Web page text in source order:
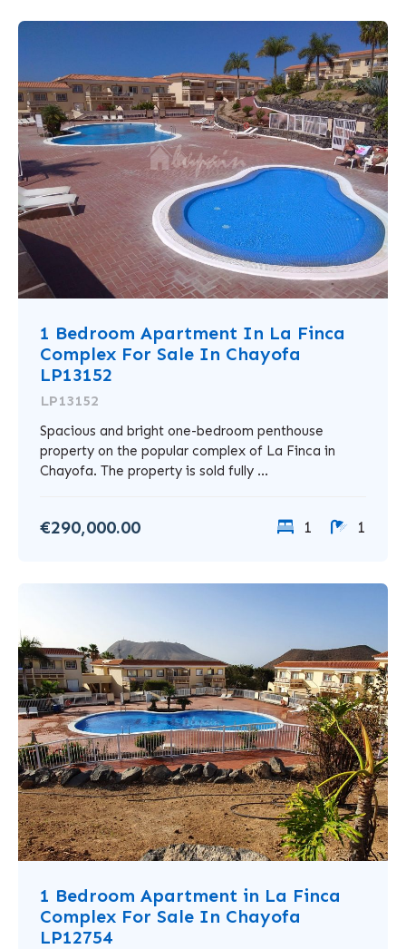
1 Bedroom Apartment In La Finca
Complex For Sale In Chayofa
LP13152
LP13152
Spacious and bright one-bedroom penthouse
property on the popular complex of La Finca in
Chayofa. The property is sold fully ...
€290,000.00 1 1
1 Bedroom Apartment in La Finca
Complex For Sale In Chayofa
LP12754